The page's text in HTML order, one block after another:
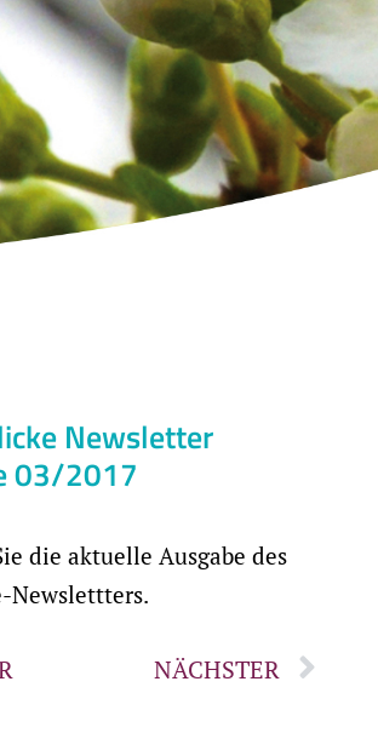
Newsletter
03/2017
die aktuelle Ausgabe des
Newslettters.
NÄCHSTER